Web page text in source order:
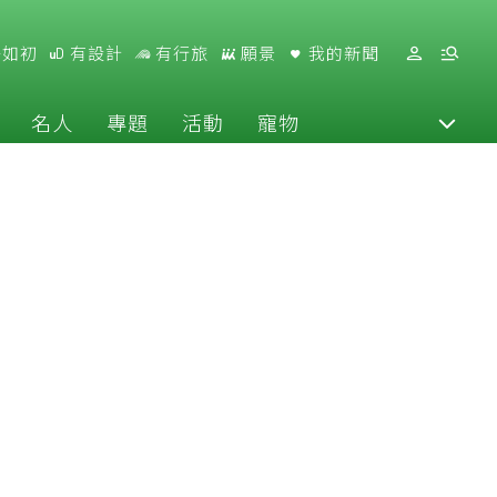
初 有設計 有行旅 願景 我的新聞
名人 專題 活動 寵物